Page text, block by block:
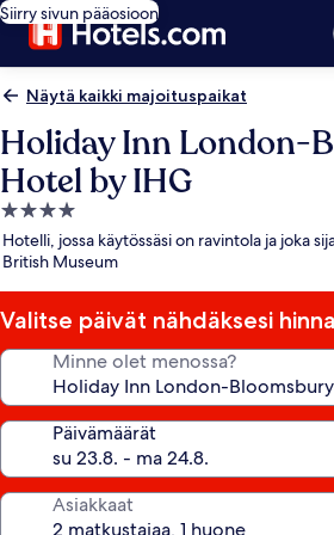
Siirry sivun pääosioon
Näytä kaikki majoituspaikat
Holiday Inn London-
Hotel by IHG
4.0
tähden
majoituspaikka
Hotelli, jossa käytössäsi on ravintola ja joka
British Museum
Valitse päivät nähdäksesi
Minne olet menossa?
Päivämäärät
Asiakkaat